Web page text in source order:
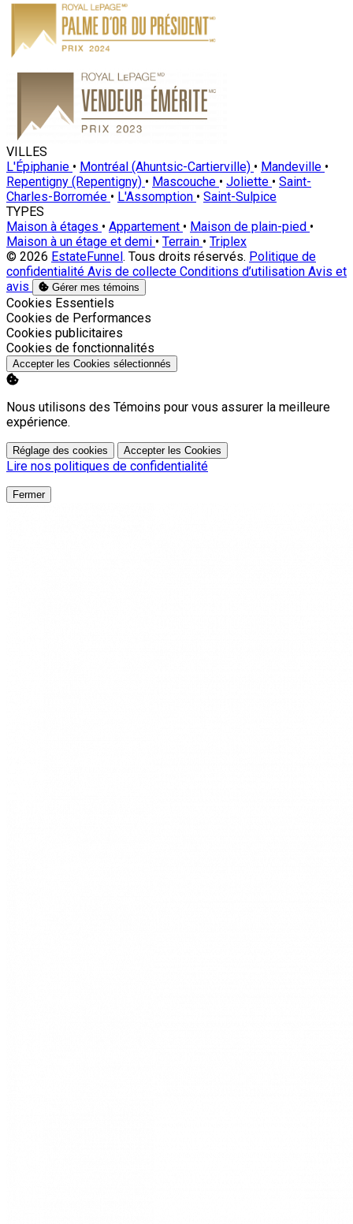
VILLES
L'Épiphanie • Montréal (Ahuntsic-Cartierville) • Mandeville •
Repentigny (Repentigny) • Mascouche • Joliette • Saint-
Charles-Borromée • L'Assomption • Saint-Sulpice
TYPES
Maison à étages • Appartement • Maison de plain-pied •
Maison à un étage et demi • Terrain • Triplex
© 2026 EstateFunnel. Tous droits réservés. Politique de
confidentialité Avis de collecte Conditions d’utilisation Avis et
avis
Gérer mes témoins
Activer
Cookies Essentiels
Activer
Cookies de Performances
Activer
Cookies publicitaires
Activer
Cookies de fonctionnalités
Accepter les Cookies sélectionnés
Nous utilisons des Témoins pour vous assurer la meilleure
expérience.
Réglage des cookies Accepter les Cookies
Lire nos politiques de confidentialité
Fermer